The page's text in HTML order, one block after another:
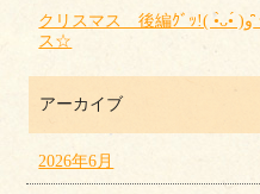
クリスマス 後編ｸﾞｯ!( •̀ᴗ•́ )و ̑̑☆宇部市 日楽児童デイサービ
ス☆
アーカイブ
2026年6月